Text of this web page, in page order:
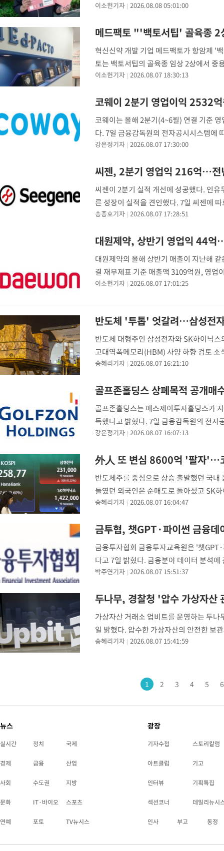
치해야 가능하다. 서로 다른 인종이나 민
이소헌기자 2026.08.08 05:01:00
메드팩토 "'백토서팁' 골육종 2
혁신신약 개발 기업 메드팩토가 항암제 '
토는 백토서팁의 골육종 임상 2상에서
제출했다고 7일 밝혔다. 이번 변경 신청
이소헌기자 2026.08.07 18:30:13
코웨이 2분기 영업이익
코웨이는 올해 2분기(4~6월) 연결 기준
다. 7일 금융감독원의 전자공시시스템에
기간보다 14.6% 늘었다. 국내 사업 매출
강은정기자 2026.08.07 17:30:00
씨젠, 2분기 영업익 216억…
씨젠이 2분기 실적 개선에 성공했다. 인
른 성장이 실적을 견인했다. 7일 씨젠에
전년동기대비 19.2% 증가한 것으로 잠
송종호기자 2026.08.07 17:28:51
대원제약, 상반기 영업익 44
대원제약의 올해 상반기 매출이 지난해
결 재무제표 기준 매출액 3109억원, 영업
전년 동기 대비 3.1% 늘었다. 회사는 약
이소헌기자 2026.08.07 17:01:25
반도체 '투톱' 엇갈려…삼성전
반도체 대형주인 삼성전자와 SK하이닉
고대역폭메모리(HBM) 사양 하향 검토
나온다. 한국거래소에 따르면 이날 삼성
송혜리기자 2026.08.07 16:21:10
골프존홀딩스 상폐목적 공개
골프존홀딩스는 에스제이투자홀딩스가
득했다고 밝혔다. 7일 금융감독원의 전
으로 한 공개매수에서 매수 예정 수량
강은정기자 2026.08.07 16:07:13
外人 또 변심 8600억 '팔자
반도체주를 중심으로 상승 출발했던 국
들였던 외국인은 순매도로 돌아섰고 SK
면 7일 코스피는 전 거래일보다 0.60%
송혜리기자 2026.08.07 16:04:47
금투협, 챗GPT·파이썬 금융
금융투자협회 금융투자교육원은 '챗
다고 7일 밝혔다. 금융분야 데이터 분석
이터를 분석하고 직접 주식투자 어플리
박주연기자 2026.08.07 15:51:37
두나무, 경찰청 '압수 가상자산
가상자산 거래소 업비트를 운영하는 두
일 밝혔다. 압수한 가상자산의 안전한 보
찰 방식으로 진행했다. 두나무는 기술평
송혜리기자 2026.08.07 15:41:59
1 2 3 4 5 6
뉴스
실시간 정치 국제
경제 금융 산업
사회 수도권 지방
문화 IT·바이오 스포츠
연예 포토 TV뉴시스
광장
기자수첩 스토리칼럼
아트클럽 기고
인터뷰 기획특집
섹션코너 데일리뉴시
인사 부고 동정